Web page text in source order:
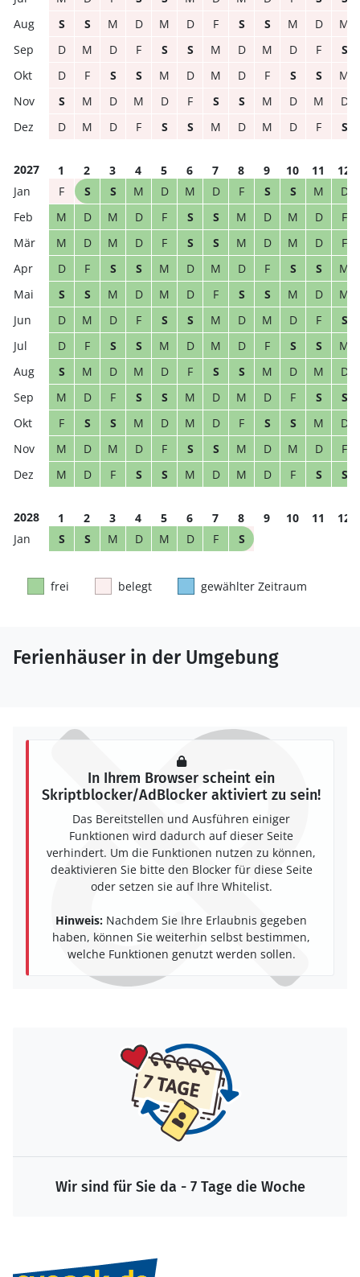
S
S M D M D F S S M D
M
D
M D F S S M D M D F
S
D
F S S M D M D F S S
M
S
M D M D F S S M D M
D
D
M D F S S M D M D F S
2027 1 2 3 4 5 6 7 8 9 10 11
12
F
S S M D M D F S S M
D
M
D M D F S S M D M D
F
M
D M D F S S M D M D
F
D
F S S M D M D F S S
M
S
S M D M D F S S M D
M
D
M D F S S M D M D F
S
D
F S S M D M D F S S
M
S
M D M D F S S M D M
D
M
D F S S M D M D F S
S
F
S S M D M D F S S M
D
M
D M D F S S M D M D
F
M
D F S S M D M D F S S
2028 1 2 3 4 5 6 7 8 9 10 11
12
S
S M D M D F S
frei belegt gewählter Zeitraum
Ferienhäuser in der Umgebung
In Ihrem Browser scheint ein
Skriptblocker/AdBlocker aktiviert zu sein!
Das Bereitstellen und Ausführen einiger
Funktionen wird dadurch auf dieser Seite
verhindert. Um die Funktionen nutzen zu können,
deaktivieren Sie bitte den Blocker für diese Seite
oder setzen sie auf Ihre Whitelist.
Hinweis: Nachdem Sie Ihre Erlaubnis gegeben
haben, können Sie weiterhin selbst bestimmen,
welche Funktionen genutzt werden sollen.
Wir sind für Sie da - 7 Tage die Woche